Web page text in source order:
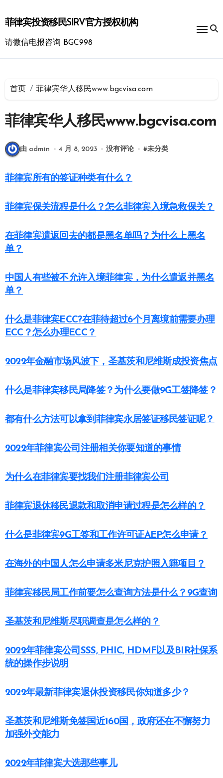
到
内
菲律宾投资移民SIRV官方授权机构
请微信电报咨询 BGC998
首页 菲律宾华人移民www.bgcvisa.com
菲律宾华人移民www.bgcvisa.com
由 admin 4 月 8, 2023 没有评论 #未分类
菲律宾所有的签证种类有什么？
菲律宾保关流程是什么？怎么菲律宾入境急救保关？
在菲律宾遣返回去的都是黑名单吗？为什么上黑名
单？
中国人有些被不允许入境菲律宾，为什么遣返并黑名
单？
什么是菲律宾ECC?在菲待超过6个月离境前需要办理
ECC？怎么办理ECC？
2022年金融市场风波下，圣基茨和尼维斯成投资焦点
什么是菲律宾移民局降签？为什么要做9G工签降签？
都有什么方法可以拿到菲律宾永居签证移民签证呢？
2022年菲律宾公司注册相关你要知道的事情
为什么在菲律宾要找我们注册菲律宾公司
菲律宾退休移民退款和取消申请过程是怎么样的？
什么是菲律宾9G工签和工作许可证AEP怎么申请？
在海外的中国人怎么申请多米尼克护照入籍项目？
菲律宾移民局工作前要怎么查询方法是什么？9G查询
圣基茨和尼维斯尽职调查是怎么样的？
2022年菲律宾公司SSS, PHIC, HDMF以及BIR社保系
统的操作步说明
2022年最新菲律宾退休投资移民你知道多少？
圣基茨和尼维斯免签国近160国，政府还在不懈努力
加强外交能力
2022年菲律宾大选那些事儿